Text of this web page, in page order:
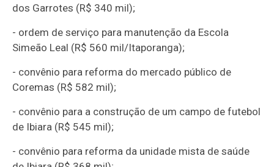
dos Garrotes (R$ 340 mil);
- ordem de serviço para manutenção da Escola
Simeão Leal (R$ 560 mil/Itaporanga);
- convênio para reforma do mercado público de
Coremas (R$ 582 mil);
- convênio para a construção de um campo de futebol
de Ibiara (R$ 545 mil);
- convênio para reforma da unidade mista de saúde